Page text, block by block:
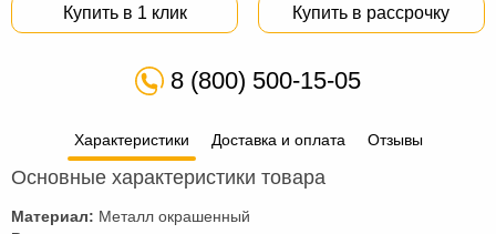
Купить в 1 клик Купить в рассрочку
8 (800) 500-15-05
Характеристики Доставка и оплата Отзывы
Основные характеристики товара
Материал: Металл окрашенный